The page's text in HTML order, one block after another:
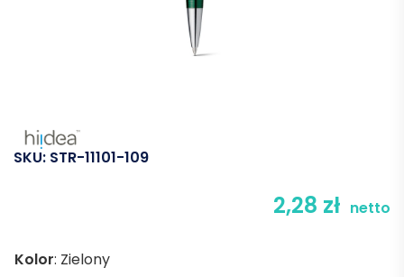
SKU: STR-11101-109
2,28 zł netto
Kolor: Zielony